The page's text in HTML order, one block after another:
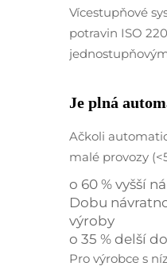
Vícestupňové
potravin ISO
Je plná
Ačkoli
malé provozy
o 60 % vyšší
Dobu
výroby
o 35 % delší
Pro výrobce s